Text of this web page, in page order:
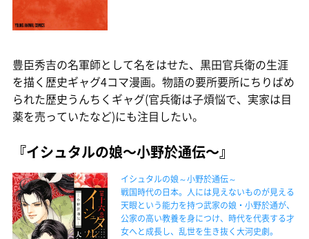
豊臣秀吉の名軍師として名をはせた、黒田官兵衛の生涯
を描く歴史ギャグ4コマ漫画。物語の要所要所にちりばめ
られた歴史うんちくギャグ(官兵衛は子煩悩で、実家は目
薬を売っていたなど)にも注目したい。
『イシュタルの娘〜小野於通伝〜』
イシュタルの娘～小野於通伝～
戦国時代の日本。人には見えないものが見える
天眼という能力を持つ武家の娘・小野於通が、
公家の高い教養を身につけ、時代を代表する才
女へと成長し、乱世を生き抜く大河史劇。